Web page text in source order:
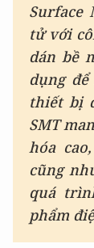
Surface
tử với
dán bề
dụng
thiết bị
SMT
hóa
cũng
quá
phẩm